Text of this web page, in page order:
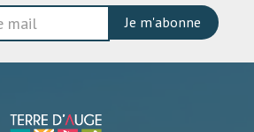
Je m'abonne